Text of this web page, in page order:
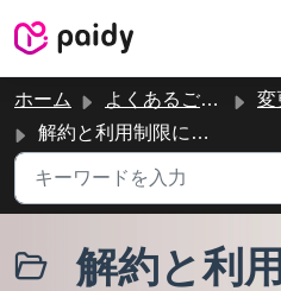
ホーム よくあるご質問
変更
解約と利用制限について
解約と利